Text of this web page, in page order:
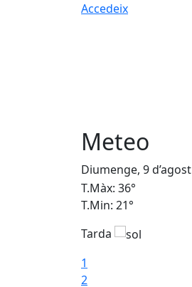
Accedeix
Meteo
Diumenge, 9 d’agost
T.Màx: 36°
T.Min: 21°
Tarda
1
2